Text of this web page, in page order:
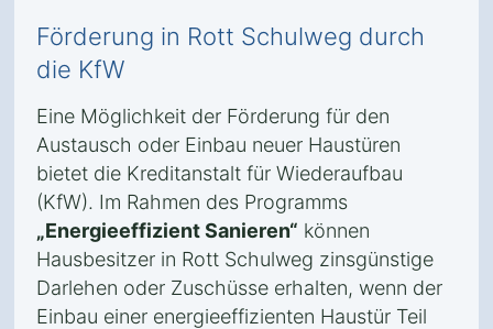
Förderung in Rott Schulweg durch
die KfW
Eine Möglichkeit der Förderung für den
Austausch oder Einbau neuer Haustüren
bietet die Kreditanstalt für Wiederaufbau
(KfW). Im Rahmen des Programms
„Energieeffizient Sanieren“ können
Hausbesitzer in Rott Schulweg zinsgünstige
Darlehen oder Zuschüsse erhalten, wenn der
Einbau einer energieeffizienten Haustür Teil